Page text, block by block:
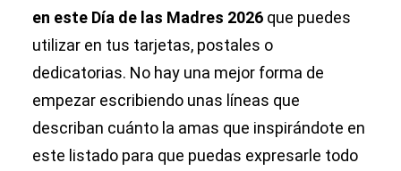
en este Día de las Madres 2026 que puedes
utilizar en tus tarjetas, postales o
dedicatorias. No hay una mejor forma de
empezar escribiendo unas líneas que
describan cuánto la amas que inspirándote en
este listado para que puedas expresarle todo